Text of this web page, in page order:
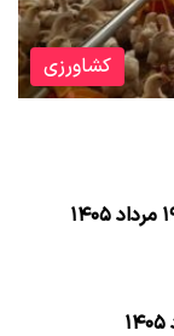
کشاورزی